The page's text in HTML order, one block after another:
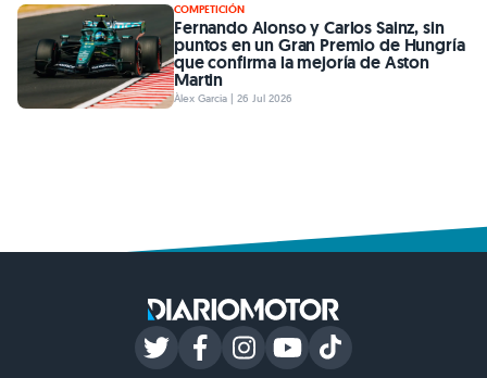
COMPETICIÓN
Fernando Alonso y Carlos Sainz, sin
puntos en un Gran Premio de Hungría
que confirma la mejoría de Aston
Martin
Àlex Garcia | 26 Jul 2026